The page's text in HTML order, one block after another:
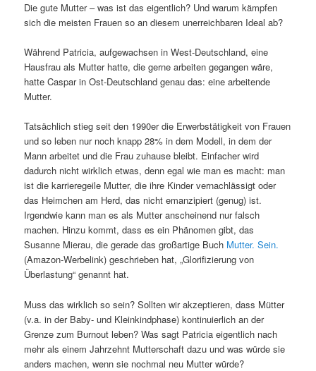
Die gute Mutter – was ist das eigentlich? Und warum kämpfen
sich die meisten Frauen so an diesem unerreichbaren Ideal ab?
Während Patricia, aufgewachsen in West-Deutschland, eine
Hausfrau als Mutter hatte, die gerne arbeiten gegangen wäre,
hatte Caspar in Ost-Deutschland genau das: eine arbeitende
Mutter.
Tatsächlich stieg seit den 1990er die Erwerbstätigkeit von Frauen
und so leben nur noch knapp 28% in dem Modell, in dem der
Mann arbeitet und die Frau zuhause bleibt. Einfacher wird
dadurch nicht wirklich etwas, denn egal wie man es macht: man
ist die karrieregeile Mutter, die ihre Kinder vernachlässigt oder
das Heimchen am Herd, das nicht emanzipiert (genug) ist.
Irgendwie kann man es als Mutter anscheinend nur falsch
machen. Hinzu kommt, dass es ein Phänomen gibt, das
Susanne Mierau, die gerade das großartige Buch Mutter. Sein.
(Amazon-Werbelink) geschrieben hat, „Glorifizierung von
Überlastung“ genannt hat.
Muss das wirklich so sein? Sollten wir akzeptieren, dass Mütter
(v.a. in der Baby- und Kleinkindphase) kontinuierlich an der
Grenze zum Burnout leben? Was sagt Patricia eigentlich nach
mehr als einem Jahrzehnt Mutterschaft dazu und was würde sie
anders machen, wenn sie nochmal neu Mutter würde?